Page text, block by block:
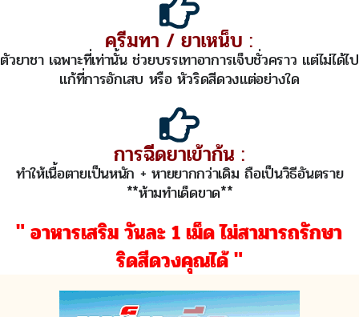
ครีมทา / ยาเหน็บ :
ตัวยาชา เฉพาะที่เท่านั้น ช่วยบรรเทาอาการเจ็บชั่วคราว แต่ไม่ได้ไป
แก้ที่การอักเสบ หรือ หัวริดสีดวงแต่อย่างใด
การฉีดยาเข้าก้น :
ทำให้เนื้อตายเป็นหนัก + หายยากกว่าเดิม ถือเป็นวิธีอันตราย
**ห้ามทำเด็ดขาด**
" อาหารเสริม วันละ 1 เม็ด ไม่สามารถรักษา
ริดสีดวงคุณได้ "